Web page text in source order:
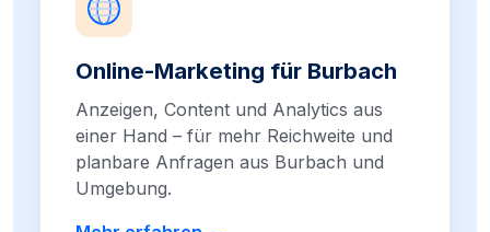
Online-Marketing für Burbach
Anzeigen, Content und Analytics aus
einer Hand – für mehr Reichweite und
planbare Anfragen aus Burbach und
Umgebung.